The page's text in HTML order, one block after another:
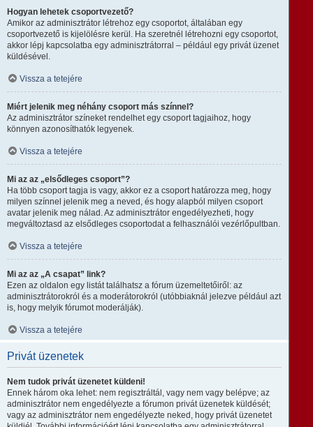
Hogyan lehetek csoportvezető?
Amikor az adminisztrátor létrehoz egy csoportot, általában egy
csoportvezető is kijelölésre kerül. Ha szeretnél létrehozni egy csoportot,
akkor lépj kapcsolatba egy adminisztrátorral – például egy privát üzenet
küldésével.
Vissza a tetejére
Miért jelenik meg néhány csoport más színnel?
Az adminisztrátor színeket rendelhet egy csoport tagjaihoz, hogy
könnyen azonosíthatók legyenek.
Vissza a tetejére
Mi az az „elsődleges csoport”?
Ha több csoport tagja is vagy, akkor ez a csoport határozza meg, hogy
milyen színnel jelenik meg a neved, és hogy alapból milyen csoport
avatar jelenik meg nálad. Az adminisztrátor engedélyezheti, hogy
megváltoztasd az elsődleges csoportodat a felhasználói vezérlőpultban.
Vissza a tetejére
Mi az az „A csapat” link?
Ezen az oldalon egy listát találhatsz a fórum üzemeltetőiről: az
adminisztrátorokról és a moderátorokról (utóbbiaknál jelezve például azt
is, hogy melyik fórumot moderálják).
Vissza a tetejére
Privát üzenetek
Nem tudok privát üzenetet küldeni!
Ennek három oka lehet: nem regisztráltál, vagy nem vagy belépve; az
adminisztrátor nem engedélyezte a fórumon privát üzenetek küldését;
vagy az adminisztrátor nem engedélyezte neked, hogy privát üzenetet